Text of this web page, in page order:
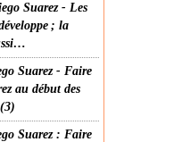
Suarez - Les
; la
Suarez - Faire
au début des
Suarez : Faire